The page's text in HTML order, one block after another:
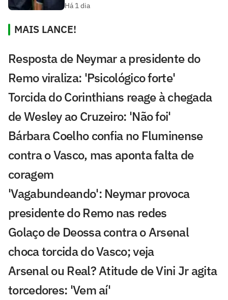
Há 1 dia
MAIS LANCE!
Resposta de Neymar a presidente do
Remo viraliza: 'Psicológico forte'
Torcida do Corinthians reage à chegada
de Wesley ao Cruzeiro: 'Não foi'
Bárbara Coelho confia no Fluminense
contra o Vasco, mas aponta falta de
coragem
'Vagabundeando': Neymar provoca
presidente do Remo nas redes
Golaço de Deossa contra o Arsenal
choca torcida do Vasco; veja
Arsenal ou Real? Atitude de Vini Jr agita
torcedores: 'Vem aí'